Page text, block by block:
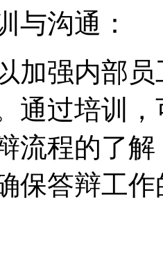
与沟通‌：
加强内部
通过培训
流程的了
保答辩工